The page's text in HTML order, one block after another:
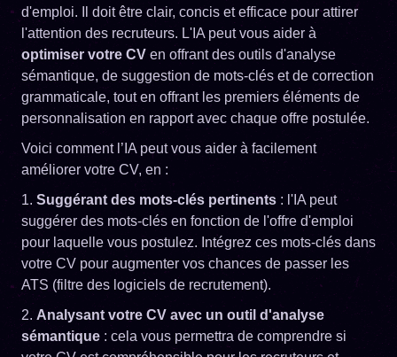
d'emploi. Il doit être clair, concis et efficace pour attirer
l'attention des recruteurs. L'IA peut vous aider à
optimiser votre CV en offrant des outils d'analyse
sémantique, de suggestion de mots-clés et de correction
grammaticale, tout en offrant les premiers éléments de
personnalisation en rapport avec chaque offre postulée.
Voici comment l’IA peut vous aider à facilement
améliorer votre CV, en :
1. Suggérant des mots-clés pertinents : l'IA peut
suggérer des mots-clés en fonction de l'offre d'emploi
pour laquelle vous postulez. Intégrez ces mots-clés dans
votre CV pour augmenter vos chances de passer les
ATS (filtre des logiciels de recrutement).
2. Analysant votre CV avec un outil d'analyse
sémantique : cela vous permettra de comprendre si